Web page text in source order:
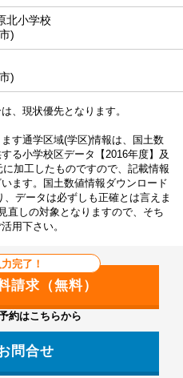
北小学校
)
)
、現状優先となります。
す通学区域(学区)情報は、国土数
る小学校区データ【2016年度】及
加工したものですので、記載情報
ます。国土数値情報ダウンロード
データは必ずしも正確とは言えま
直しの対象となりますので、そち
用下さい。
完了！
約はこちらから
問合せ